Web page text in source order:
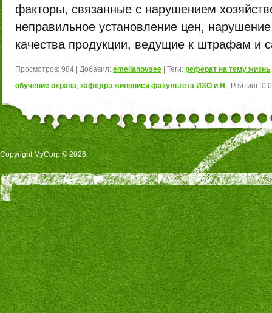
факторы, связанные с нарушением
неправильное установление цен,
качества продукции, ведущие к штрафам и
Просмотров: 984 Добавил: emelianovsee Теги: реферат на тему жизнь
обучение охрана, кафедра живописи факультета ИЗО и Н Рейтинг: 0.0
Copyright MyCorp © 2026